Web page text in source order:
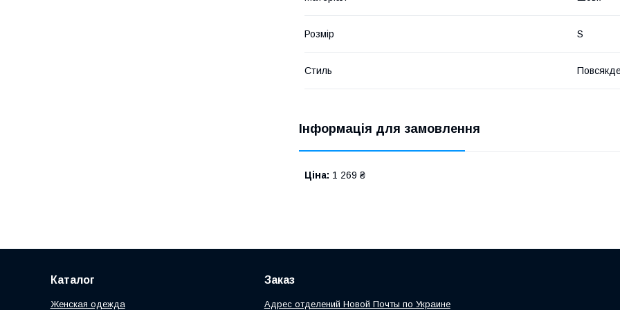
Розмір S
Стиль
Інформація для замовлення
Ціна: 1 269 ₴
Каталог
Женская одежда
Заказ
Адрес отделений Новой Почты по Украине